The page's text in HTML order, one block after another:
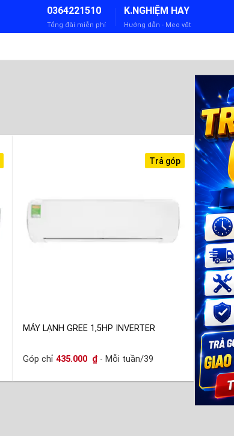
0364221510
Tổng đài miễn phí
K.NGHIỆM HAY
Hướng dẫn - Mẹo vặt
Trả góp
MÁY LẠNH GREE 1,5HP INVERTER
Góp chỉ435.000 ₫ - Mỗi tuần/39